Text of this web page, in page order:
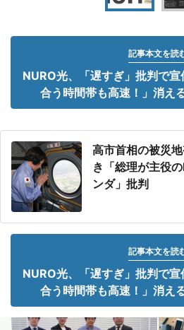
記事本文を読
NURO光、「遅すぎ」批判で
合う時間帯も高速！」消え
高市首相の被災
き「総理が主役
ンダ」批判
記事本文を読
NURO光、「遅すぎ」批判で
合う時間帯も高速！」消え